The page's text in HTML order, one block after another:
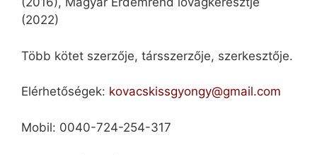
(2022)
Több kötet szerzője, társszerzője, szerkesztője.
Elérhetőségek: kovacskissgyongy@gmail.com
Mobil: 0040-724-254-317